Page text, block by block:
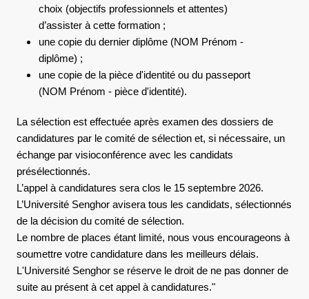
choix (objectifs professionnels et attentes)
d’assister à cette formation ;
une copie du dernier diplôme (NOM Prénom -
diplôme) ;
une copie de la pièce d'identité ou du passeport
(NOM Prénom - pièce d'identité).
La sélection est effectuée après examen des dossiers de
candidatures par le comité de sélection et, si nécessaire, un
échange par visioconférence avec les candidats
présélectionnés.
L’appel à candidatures sera clos le 15 septembre 2026.
L’Université Senghor avisera tous les candidats, sélectionnés
de la décision du comité de sélection.
Le nombre de places étant limité, nous vous encourageons à
soumettre votre candidature dans les meilleurs délais.
L'Université Senghor se réserve le droit de ne pas donner de
suite au présent à cet appel à candidatures."